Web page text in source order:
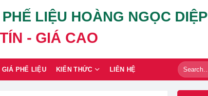
LIỆU HOÀNG NGỌC DIỆP
- GIÁ CAO
GIÁ PHẾ LIỆU KIẾN THỨC LIÊN HỆ